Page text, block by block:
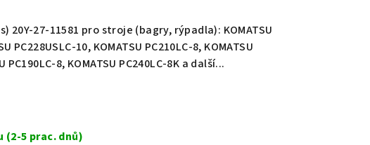
20Y-27-11581 pro stroje (bagry, rýpadla): KOMATSU
PC228USLC-10, KOMATSU PC210LC-8, KOMATSU
PC190LC-8, KOMATSU PC240LC-8K a další...
5 prac. dnů)